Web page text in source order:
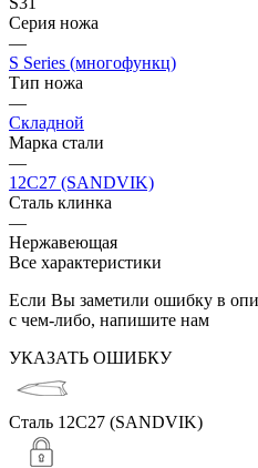
Серия ножа
—
S Series (многофункц)
Тип ножа
—
Складной
Марка стали
—
12C27 (SANDVIK)
Сталь клинка
—
Нержавеющая
Все характеристики
Если Вы заметили ошибку в
с чем-либо, напишите нам
УКАЗАТЬ ОШИБКУ
Сталь 12C27 (SANDVIK)